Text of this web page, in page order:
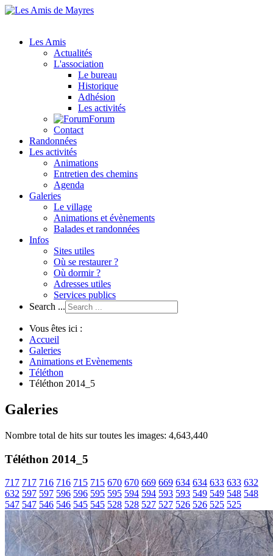
Les Amis
Actualités
L'association
Le bureau
Historique
Adhésion
Les activités
Forum
Contact
Randonnées
Les activités
Animations
Entretien des chemins
Agenda
Galeries
Le village
Animations et évènements
Balades et randonnées
Infos
Sites utiles
Où se restaurer ?
Où dormir ?
Adresses utiles
Services publics
Search ...
Vous êtes ici :
Accueil
Galeries
Animations et Evènements
Téléthon
Téléthon 2014_5
Galeries
Nombre total de hits sur toutes les images: 4,643,440
Téléthon 2014_5
717 717 716 716 715 715 670 670 669 669 634 634 633 633 632
632 597 597 596 596 595 595 594 594 593 593 549 549 548 548
547 547 546 546 545 545 528 528 527 527 526 526 525 525